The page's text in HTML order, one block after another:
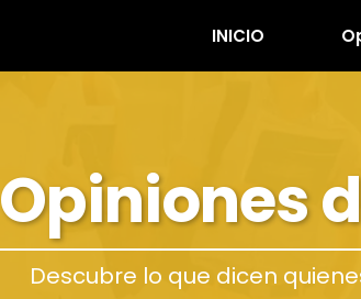
INICIO
Opiniones
Descubre lo que dicen